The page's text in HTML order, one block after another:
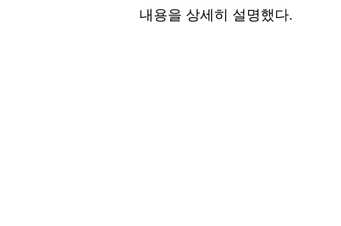
내용을 상세히 설명했다.